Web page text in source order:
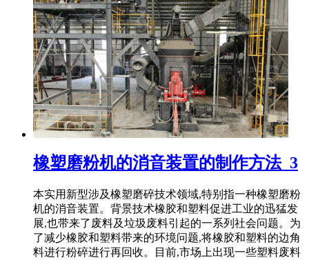
橡塑磨粉机的消音装置的制作方法_3
本实用新型涉及橡塑磨碎技术领域,特别指一种橡塑磨粉
机的消音装置。背景技术橡胶和塑料促进工业的迅猛发
展,也带来了废料及垃圾废料引起的一系列社会问题。为
了减少橡胶和塑料带来的环境问题,将橡胶和塑料的边角
料进行粉碎进行再回收。目前,市场上出现一些塑料废料